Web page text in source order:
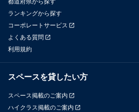
ランキングから探す
コーポレートサービス
よくある質問
利用規約
スペースを貸したい方
スペース掲載のご案内
ハイクラス掲載のご案内